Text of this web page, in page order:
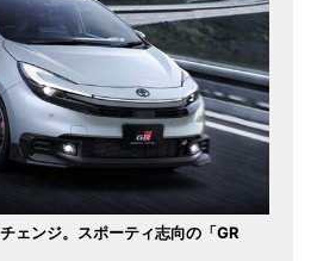
ェンジ。スポーティ志向の「GR